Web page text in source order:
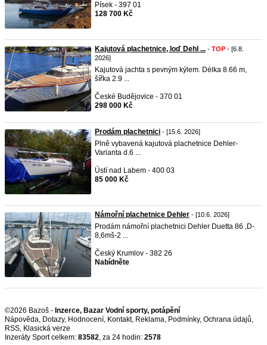
Písek - 397 01
128 700 Kč
Kajutová plachetnice, loď Dehl ... - TOP - [6.8.
2026]
Kajutová jachta s pevným kýlem. Délka 8.66 m,
šířka 2.9 ...
České Budějovice - 370 01
298 000 Kč
Prodám plachetnici - [15.6. 2026]
Plně vybavená kajutová plachetnice Dehler-
Varianta d.6 ...
Ústí nad Labem - 400 03
85 000 Kč
Námořní plachetnice Dehler - [10.6. 2026]
Prodám námořní plachetnici Dehler Duetta 86 ,D-
8,6mš-2 ...
Český Krumlov - 382 26
Nabídněte
©2026 Bazoš - Inzerce, Bazar Vodní sporty, potápění
Nápověda, Dotazy, Hodnocení, Kontakt, Reklama, Podmínky, Ochrana údajů,
RSS,
Inzeráty Sport celkem: 83582, za 24 hodin: 2578